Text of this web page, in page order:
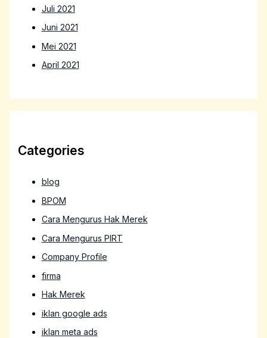
Juli 2021
Juni 2021
Mei 2021
April 2021
Categories
blog
BPOM
Cara Mengurus Hak Merek
Cara Mengurus PIRT
Company Profile
firma
Hak Merek
iklan google ads
iklan meta ads